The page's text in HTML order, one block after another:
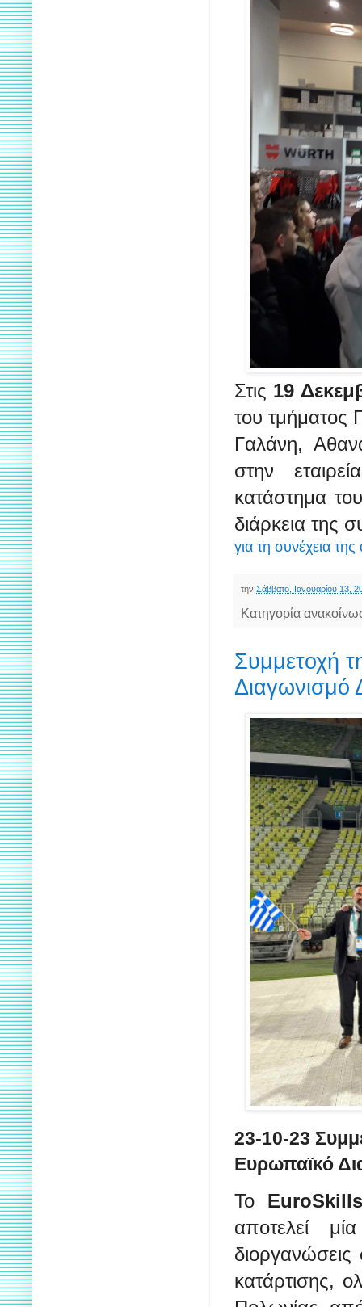
Στις 19
του τμήματος
Γαλάνη,
στην
κατάστημα
διάρκεια της
για τη συνέχεια
την Σάββατο, Ιανουαρίου 13,
Κατηγορία
Συμμετοχή
Διαγωνισμό
23-10-23
Ευρωπαϊκό
Το EuroSkills
αποτελεί
κατάρτισης,